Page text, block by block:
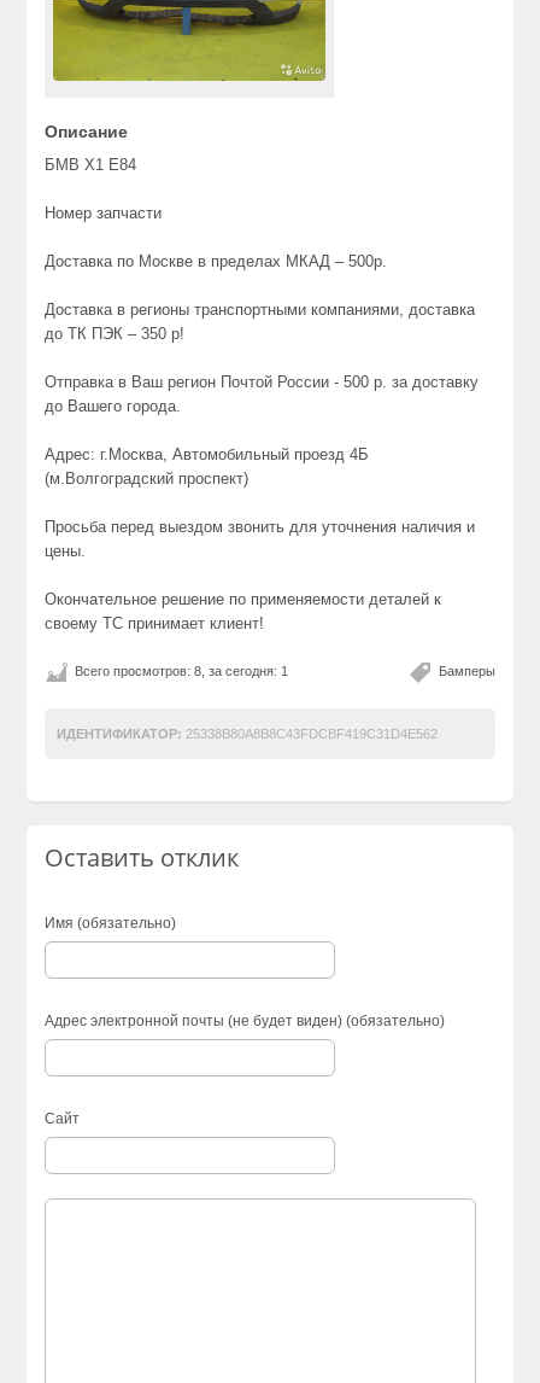
Описание
БМВ Х1 Е84
Номер запчасти
Доставка по Москве в пределах МКАД – 500р.
Доставка в регионы транспортными компаниями, доставка
до ТК ПЭК – 350 р!
Отправка в Ваш регион Почтой России - 500 р. за доставку
до Вашего города.
Адрес: г.Москва, Автомобильный проезд 4Б
(м.Волгоградский проспект)
Просьба перед выездом звонить для уточнения наличия и
цены.
Окончательное решение по применяемости деталей к
своему ТС принимает клиент!
Бамперы
Всего просмотров: 8, за сегодня: 1
ИДЕНТИФИКАТОР: 25338B80A8B8C43FDCBF419C31D4E562
Оставить отклик
Имя (обязательно)
Адрес электронной почты (не будет виден) (обязательно)
Сайт